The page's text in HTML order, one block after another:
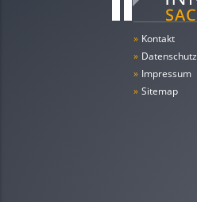
» Kontakt
» Datenschutz
» Impressum
» Sitemap